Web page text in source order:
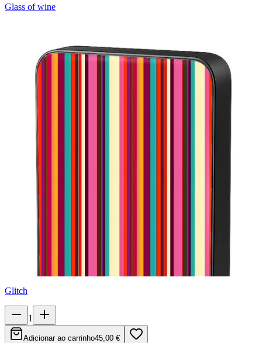
Glass of wine
Glitch
1
Adicionar ao carrinho45,00 €